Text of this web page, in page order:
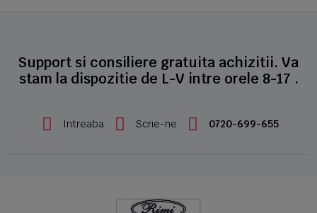
Support si consiliere gratuita achizitii. Va
stam la dispozitie de L-V intre orele 8-17 .
Intreaba Scrie-ne 0720-699-655